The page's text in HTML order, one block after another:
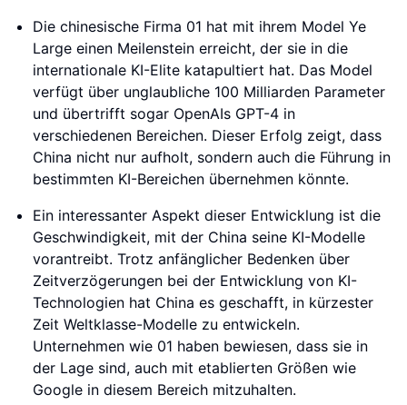
Die chinesische Firma 01 hat mit ihrem Model Ye
Large einen Meilenstein erreicht, der sie in die
internationale KI-Elite katapultiert hat. Das Model
verfügt über unglaubliche 100 Milliarden Parameter
und übertrifft sogar OpenAIs GPT-4 in
verschiedenen Bereichen. Dieser Erfolg zeigt, dass
China nicht nur aufholt, sondern auch die Führung in
bestimmten KI-Bereichen übernehmen könnte.
Ein interessanter Aspekt dieser Entwicklung ist die
Geschwindigkeit, mit der China seine KI-Modelle
vorantreibt. Trotz anfänglicher Bedenken über
Zeitverzögerungen bei der Entwicklung von KI-
Technologien hat China es geschafft, in kürzester
Zeit Weltklasse-Modelle zu entwickeln.
Unternehmen wie 01 haben bewiesen, dass sie in
der Lage sind, auch mit etablierten Größen wie
Google in diesem Bereich mitzuhalten.